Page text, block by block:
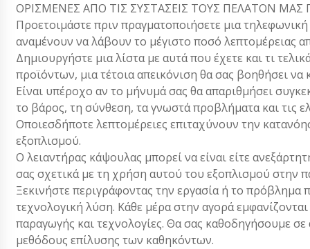
ΟΡΙΣΜΕΝΕΣ ΑΠΟ ΤΙΣ ΣΥΣΤΑΣΕΙΣ ΤΟΥΣ ΠΕΛΑΤΟΝ ΜΑΣ
Προετοιμάστε πριν πραγματοποιήσετε μια
αναμένουν να λάβουν το μέγιστο ποσό λεπτομέρειας
Δημιουργήστε μια λίστα με αυτά που έχετε και τι
προϊόντων, μια τέτοια απεικόνιση θα σας βοηθήσει να
Είναι υπέροχο αν το μήνυμά σας θα απαριθμήσει
το βάρος, τη σύνθεση, τα γνωστά προβλήματα και τις
Οποιεσδήποτε λεπτομέρειες επιταχύνουν την
εξοπλισμού.
Ο λειαντήρας κάψουλας μπορεί να είναι είτε
σας σχετικά με τη χρήση αυτού του εξοπλισμού στην
Ξεκινήστε περιγράφοντας την εργασία ή το
τεχνολογική λύση. Κάθε μέρα στην αγορά
παραγωγής και τεχνολογίες. Θα σας καθοδηγήσουμε
μεθόδους επίλυσης των καθηκόντων.